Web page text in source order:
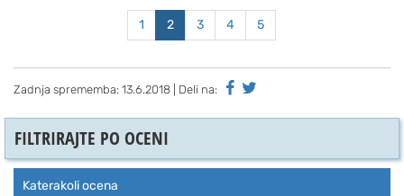
1 2 3 4 5
Zadnja sprememba: 13.6.2018 | Deli na:
FILTRIRAJTE PO OCENI
Katerakoli ocena